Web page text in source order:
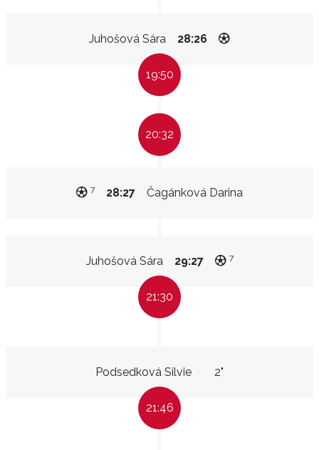
Juhošová Sára 28:26
19:50
20:32
Čagánková Darina
28:27
7
Juhošová Sára 29:27 7
21:30
Podsedková Silvie 2"
21:46